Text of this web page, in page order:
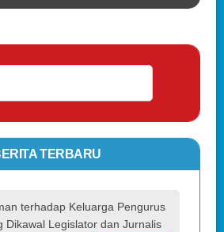
TERBARU
terhadap Keluarga Pengurus
Dikawal Legislator dan Jurnalis